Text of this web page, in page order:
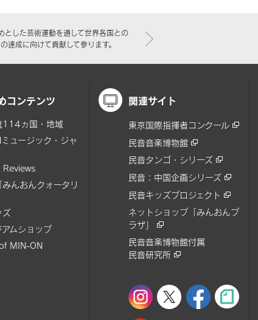
とした芸術運動を通して世界各国との
達成に向けて貢献して参ります。
コンテンツ
114ヵ国・地域
ュージック・ジャ
んおんクォータリ
ズ
アムショップ
MIN-ON
関連サイト
東京国際指揮者コンクール
民音音楽博物館
民音タンゴ・シリーズ
民音：中国企画シリーズ
民音キッズプロジェクト
ネットショップ「みんおんプ
ラザ」
民音音楽博物館付属
民音研究所